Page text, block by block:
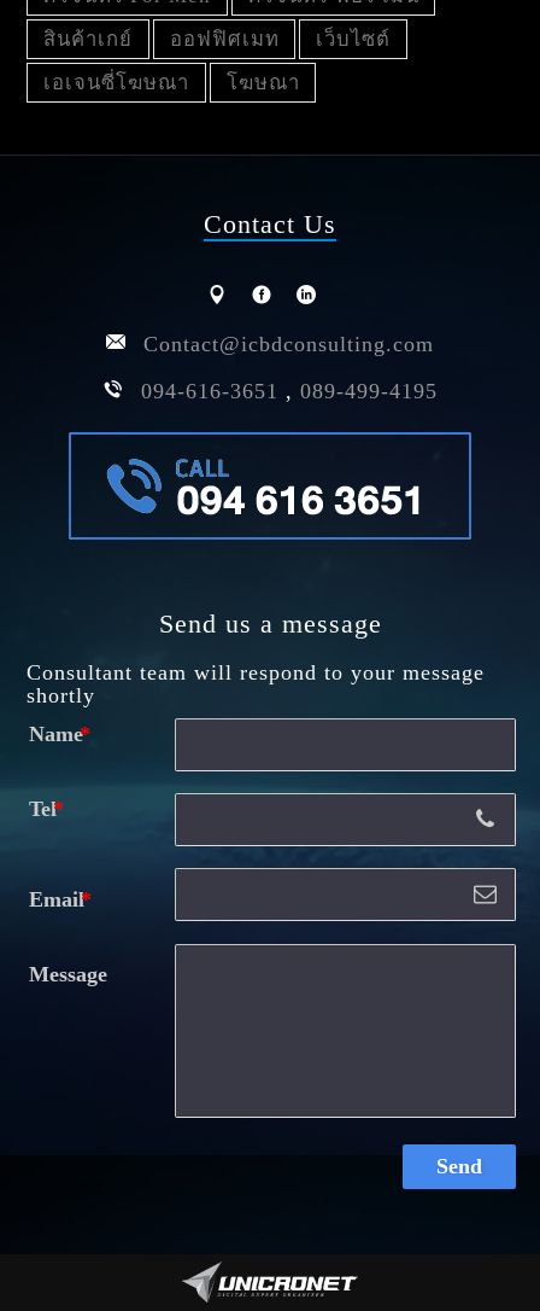
สินค้าเกย์
ออฟฟิศเมท
เว็บไซต์
เอเจนซี่โฆษณา
โฆษณา
Contact Us
Contact@icbdconsulting.com
094-616-3651 , 089-499-4195
Send us a message
Consultant team will respond to your message
shortly
Name
Tel
Email
Message
Send